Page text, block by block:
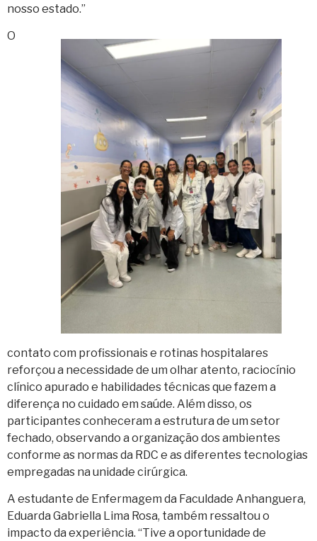
nosso estado.”
O
contato com profissionais e rotinas hospitalares
reforçou a necessidade de um olhar atento, raciocínio
clínico apurado e habilidades técnicas que fazem a
diferença no cuidado em saúde. Além disso, os
participantes conheceram a estrutura de um setor
fechado, observando a organização dos ambientes
conforme as normas da RDC e as diferentes tecnologias
empregadas na unidade cirúrgica.
A estudante de Enfermagem da Faculdade Anhanguera,
Eduarda Gabriella Lima Rosa, também ressaltou o
impacto da experiência. “Tive a oportunidade de